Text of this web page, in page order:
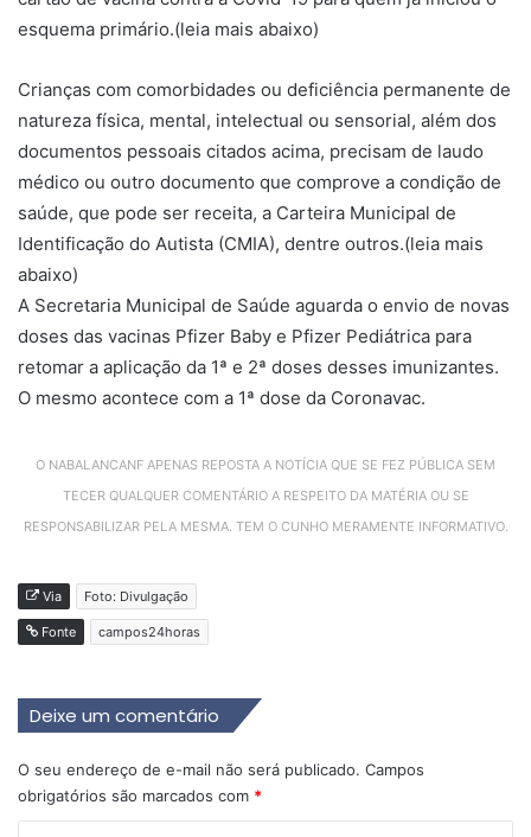
esquema primário.(leia mais abaixo)
Crianças com comorbidades ou deficiência permanente de
natureza física, mental, intelectual ou sensorial, além dos
documentos pessoais citados acima, precisam de laudo
médico ou outro documento que comprove a condição de
saúde, que pode ser receita, a Carteira Municipal de
Identificação do Autista (CMIA), dentre outros.(leia mais
abaixo)
A Secretaria Municipal de Saúde aguarda o envio de novas
doses das vacinas Pfizer Baby e Pfizer Pediátrica para
retomar a aplicação da 1ª e 2ª doses desses imunizantes.
O mesmo acontece com a 1ª dose da Coronavac.
O NABALANCANF APENAS REPOSTA A NOTÍCIA QUE SE FEZ PÚBLICA SEM
TECER QUALQUER COMENTÁRIO A RESPEITO DA MATÉRIA OU SE
RESPONSABILIZAR PELA MESMA. TEM O CUNHO MERAMENTE INFORMATIVO.
Via Foto: Divulgação
Fonte campos24horas
Deixe um comentário
O seu endereço de e-mail não será publicado. Campos
obrigatórios são marcados com *